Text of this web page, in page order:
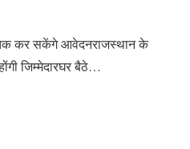
कर सकेंगे आवेदनराजस्थान के
जिम्मेदारघर बैठे…